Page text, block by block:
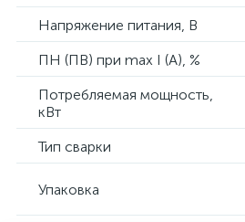
Напряжение питания, В
ПН (ПВ) при max I (A), %
Потребляемая мощность,
кВт
Тип сварки
Упаковка